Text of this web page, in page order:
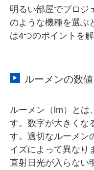
明るい部屋でプロジ
のような機種を選ぶ
は4つのポイントを解
ルーメンの数値
ルーメン（lm）とは
す。数字が大きくな
す。適切なルーメン
イズによって異なり
直射日光が入らない